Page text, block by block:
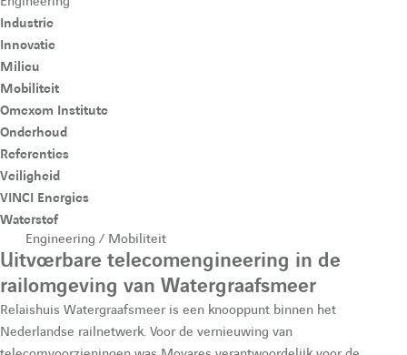
e
d
i
n
u
b
e
d
o
Industrie
Innovatie
Milieu
Mobiliteit
Omexom Institute
Onderhoud
Referenties
Veiligheid
VINCI Energies
Waterstof
Engineering / Mobiliteit
Uitvoerbare telecomengineering in de
railomgeving van Watergraafsmeer
Relaishuis Watergraafsmeer is een knooppunt binnen het
Nederlandse railnetwerk. Voor de vernieuwing van